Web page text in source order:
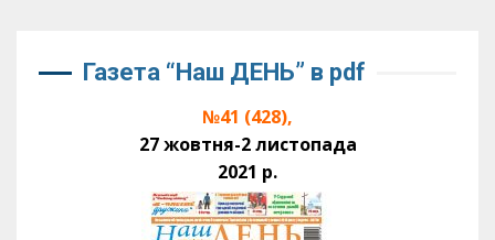
Газета “Наш ДЕНЬ” в pdf
№41 (428),
27 жовтня-2 листопада
2021 р.